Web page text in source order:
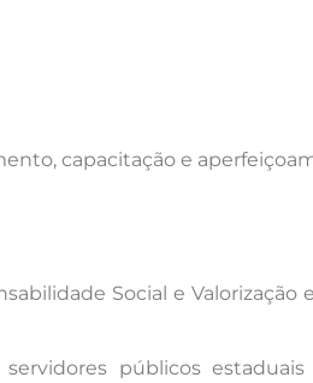
capacitação e
Social e Valorização
públicos estaduais